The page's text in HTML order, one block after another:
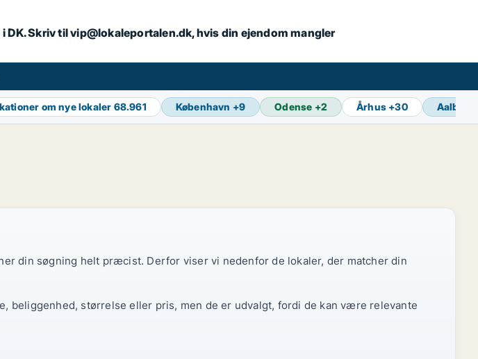
Skriv til vip@lokaleportalen.dk, hvis din ejendom mangler
om nye lokaler 68.961 København +9 Odense +2 Århus +30 Aalborg
din søgning helt præcist. Derfor viser vi nedenfor de lokaler, der matcher din
beliggenhed, størrelse eller pris, men de er udvalgt, fordi de kan være relevante